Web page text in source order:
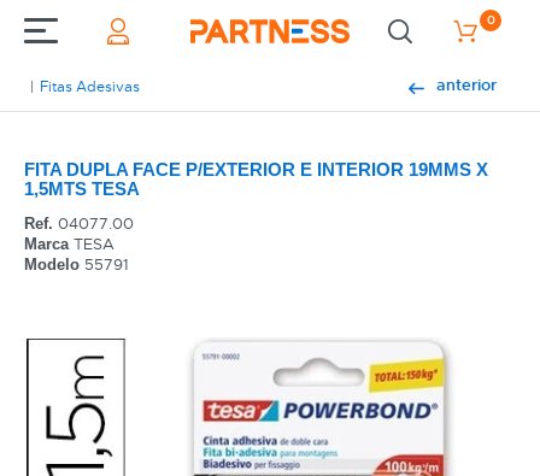
0
Fitas Adesivas anterior
FITA DUPLA FACE P/EXTERIOR E INTERIOR 19MMS X
1,5MTS TESA
Ref. 04077.00
MarcaTESA
Modelo 55791